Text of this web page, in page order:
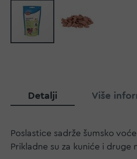
Detalji
Poslastice sadrže šumsko
Prikladne su za kuniće i
Više